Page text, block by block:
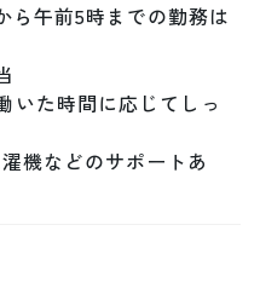
ら午前5時までの勤務は
た時間に応じてしっ
機などのサポートあ